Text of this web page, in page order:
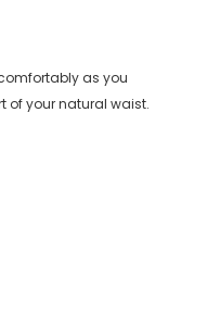
as you
of your natural waist.